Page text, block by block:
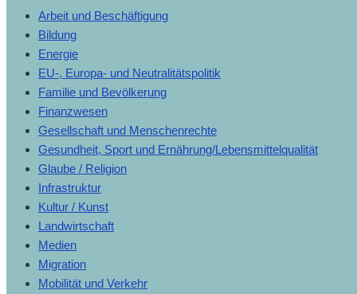
Arbeit und Beschäftigung
Bildung
Energie
EU-, Europa- und Neutralitätspolitik
Familie und Bevölkerung
Finanzwesen
Gesellschaft und Menschenrechte
Gesundheit, Sport und Ernährung/Lebensmittelqualität
Glaube / Religion
Infrastruktur
Kultur / Kunst
Landwirtschaft
Medien
Migration
Mobilität und Verkehr